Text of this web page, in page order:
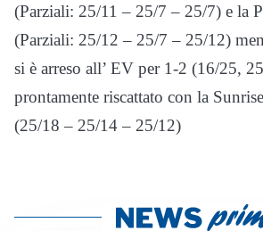
(Parziali: 25/11 – 25/7 – 25/7) e la
(Parziali: 25/12 – 25/7 – 25/12)
si è arreso all’ EV per 1-2 (16/25,
prontamente riscattato con la
(25/18 – 25/14 – 25/12)